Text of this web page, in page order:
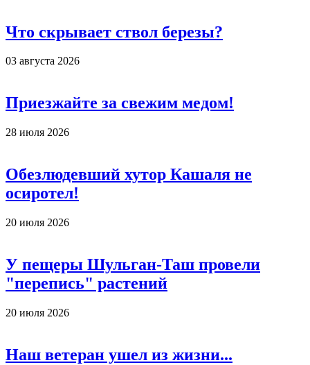
Что скрывает ствол березы?
03 августа 2026
Приезжайте за свежим медом!
28 июля 2026
Обезлюдевший хутор Кашаля не
осиротел!
20 июля 2026
У пещеры Шульган-Таш провели
"перепись" растений
20 июля 2026
Наш ветеран ушел из жизни...